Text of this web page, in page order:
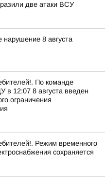
две атаки ВСУ
нарушение 8 августа
По команде
в 12:07 8 августа введен
ограничения
Режим временного
сохраняется